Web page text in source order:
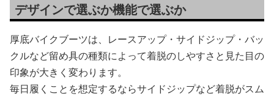
デザインで選ぶか機能で選ぶか
厚底バイクブーツは、レースアップ・サイドジップ・バッ
クルなど留め具の種類によって着脱のしやすさと見た目の
印象が大きく変わります。
毎日履くことを想定するならサイドジップなど着脱がスム